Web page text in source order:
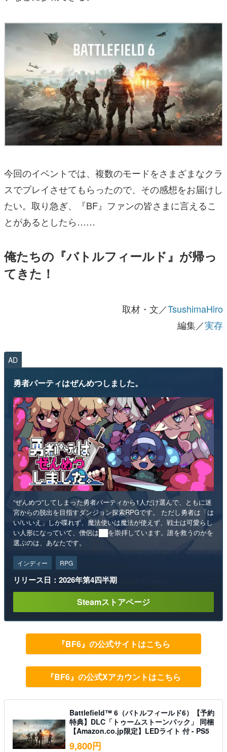
今回のイベントでは、複数のモードをさまざまなクラ
スでプレイさせてもらったので、その感想をお届けし
たい。取り急ぎ、『BF』ファンの皆さまに言えるこ
とがあるとしたら……
俺たちの『バトルフィールド』が帰っ
てきた！
取材・文／TsushimaHiro
編集／実存
AD
勇者パーティはぜんめつしました。
“ぜんめつ”してしまった勇者パーティから1人だけ選んで、ともに迷
宮からの脱出を目指すダンジョン探索RPGです。 ただし勇者は「は
い/いいえ」しか喋れず、魔法使いは魔法が使えず、戦士は可愛らし
い人形になっていて、僧侶は██を崇拝しています。誰を救うのかを
選ぶのは、あなたです。
インディー RPG
リリース日：2026年第4四半期
Steamストアページ
『BF6』の公式サイトはこちら
『BF6』の公式Xアカウントはこちら
Battlefield™ 6（バトルフィールド6）【予約
特典】DLC「トゥームストーンパック」 同梱
【Amazon.co.jp限定】LEDライト 付 - PS5
9,800円